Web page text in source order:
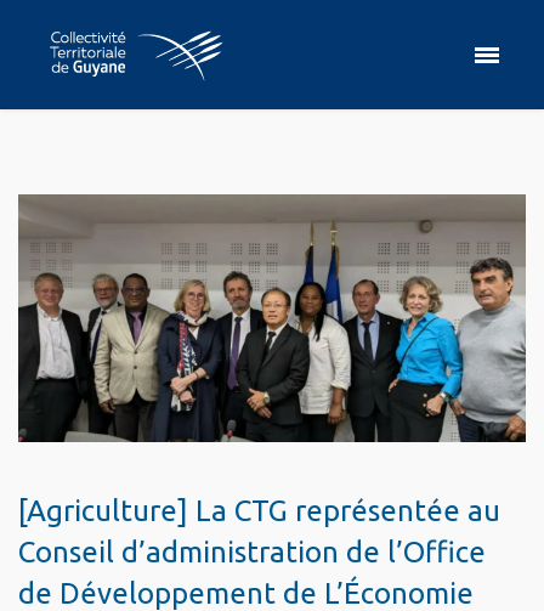
[Agriculture] La CTG représentée au
Conseil d’administration de l’Office
de Développement de L’Économie